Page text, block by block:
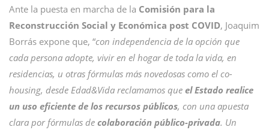
Ante la puesta en marcha de la Comisión para la
Reconstrucción Social y Económica post COVID, Joaquim
Borrás expone que, “con independencia de la opción que
cada persona adopte, vivir en el hogar de toda la vida, en
residencias, u otras fórmulas más novedosas como el co-
housing, desde Edad&Vida reclamamos que el Estado realice
un uso eficiente de los recursos públicos, con una apuesta
clara por fórmulas de colaboración público-privada. Un